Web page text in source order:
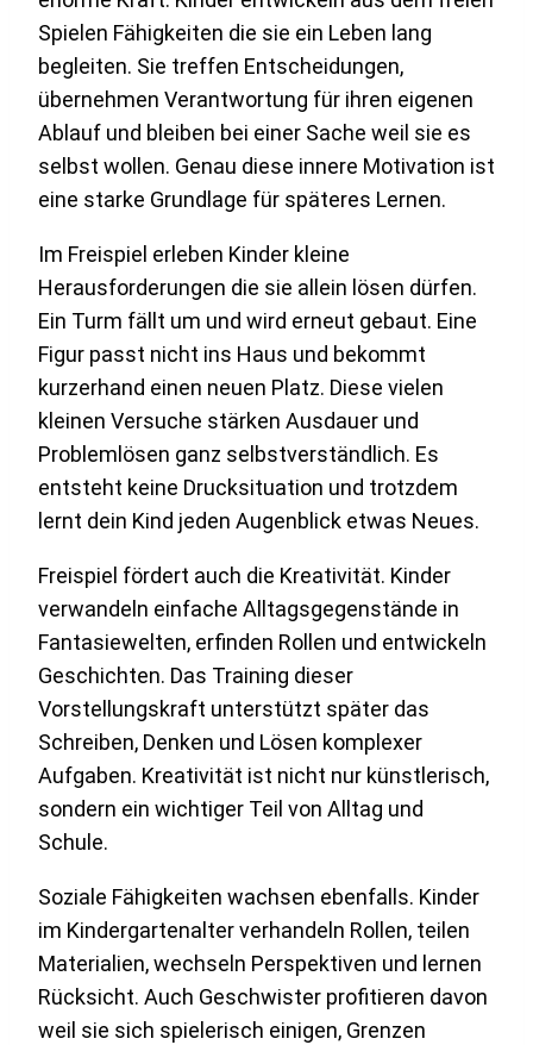
Spielen Fähigkeiten die sie ein Leben lang
begleiten. Sie treffen Entscheidungen,
übernehmen Verantwortung für ihren eigenen
Ablauf und bleiben bei einer Sache weil sie es
selbst wollen. Genau diese innere Motivation ist
eine starke Grundlage für späteres Lernen.
Im Freispiel erleben Kinder kleine
Herausforderungen die sie allein lösen dürfen.
Ein Turm fällt um und wird erneut gebaut. Eine
Figur passt nicht ins Haus und bekommt
kurzerhand einen neuen Platz. Diese vielen
kleinen Versuche stärken Ausdauer und
Problemlösen ganz selbstverständlich. Es
entsteht keine Drucksituation und trotzdem
lernt dein Kind jeden Augenblick etwas Neues.
Freispiel fördert auch die Kreativität. Kinder
verwandeln einfache Alltagsgegenstände in
Fantasiewelten, erfinden Rollen und entwickeln
Geschichten. Das Training dieser
Vorstellungskraft unterstützt später das
Schreiben, Denken und Lösen komplexer
Aufgaben. Kreativität ist nicht nur künstlerisch,
sondern ein wichtiger Teil von Alltag und
Schule.
Soziale Fähigkeiten wachsen ebenfalls. Kinder
im Kindergartenalter verhandeln Rollen, teilen
Materialien, wechseln Perspektiven und lernen
Rücksicht. Auch Geschwister profitieren davon
weil sie sich spielerisch einigen, Grenzen